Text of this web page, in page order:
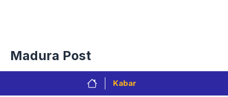
Madura Post
Kabar